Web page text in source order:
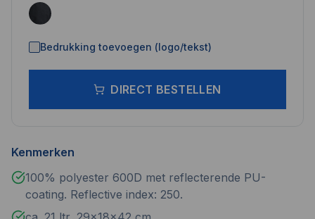
Bedrukking toevoegen (logo/tekst)
DIRECT BESTELLEN
Kenmerken
100% polyester 600D met reflecterende PU-
coating. Reflective index: 250.